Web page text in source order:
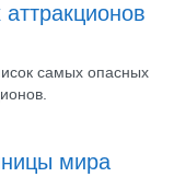
самых опасных
мира